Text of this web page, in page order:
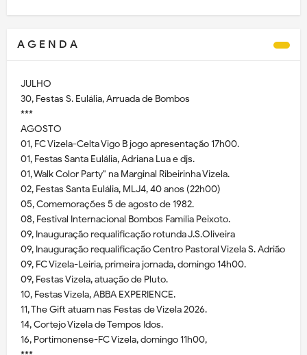
A G E N D A
JULHO
30, Festas S. Eulália, Arruada de Bombos
***
AGOSTO
01, FC Vizela-Celta Vigo B jogo apresentação 17h00.
01, Festas Santa Eulália, Adriana Lua e djs.
01, Walk Color Party" na Marginal Ribeirinha Vizela.
02, Festas Santa Eulália, MLJ4, 40 anos (22h00)
05, Comemorações 5 de agosto de 1982.
08, Festival Internacional Bombos Família Peixoto.
09, Inauguração requalificação rotunda J.S.Oliveira
09, Inauguração requalificação Centro Pastoral Vizela S. Adrião
09, FC Vizela-Leiria, primeira jornada, domingo 14h00.
09, Festas Vizela, atuação de Pluto.
10, Festas Vizela, ABBA EXPERIENCE.
11, The Gift atuam nas Festas de Vizela 2026.
14, Cortejo Vizela de Tempos Idos.
16, Portimonense-FC Vizela, domingo 11h00,